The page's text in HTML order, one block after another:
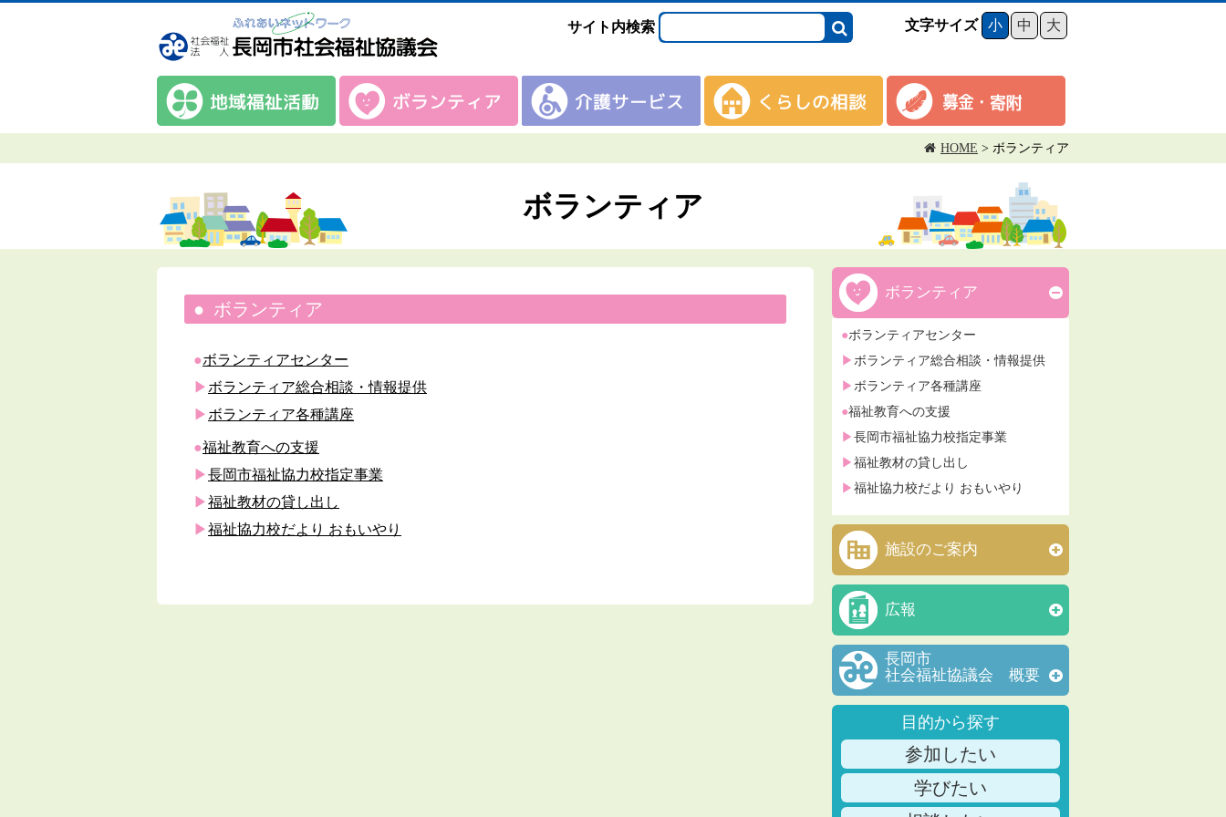
サイト内検索 文字サイズ 小 中 大
HOME > ボランティア
ボランティア
ボランティア
ボランティアセンター
ボランティア総合相談・情報提供
ボランティア各種講座
福祉教育への支援
長岡市福祉協力校指定事業
福祉教材の貸し出し
福祉協力校だより おもいやり
ボランティア
ボランティアセンター
ボランティア総合相談・情報提供
ボランティア各種講座
福祉教育への支援
長岡市福祉協力校指定事業
福祉教材の貸し出し
福祉協力校だより おもいやり
施設のご案内
広報
長岡市
社会福祉協議会 概要
目的から探す
参加したい
学びたい